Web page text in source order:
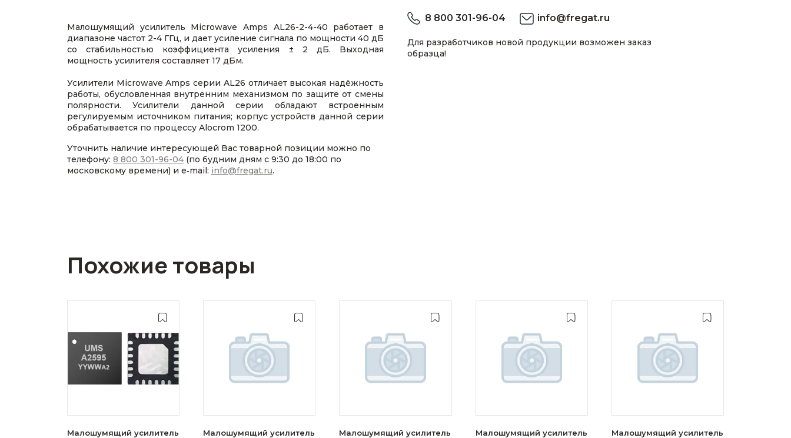
Малошумящий усилитель Microwave Amps AL26-2-4-40 работает в
диапазоне частот 2-4 ГГц, и дает усиление сигнала по мощности 40 дБ
со стабильностью коэффициента усиления ± 2 дБ. Выходная
мощность усилителя составляет 17 дБм.
Усилители Microwave Amps серии AL26 отличает высокая надёжность
работы, обусловленная внутренним механизмом по защите от смены
полярности. Усилители данной серии обладают встроенным
регулируемым источником питания; корпус устройств данной серии
обрабатывается по процессу Alocrom 1200.
Уточнить наличие интересующей Вас товарной позиции можно по
телефону: 8 800 301-96-04 (по будним дням с 9:30 до 18:00 по
московскому времени) и e‑mail: info@fregat.ru.
8 800 301-96-04 info@fregat.ru
Для разработчиков новой продукции возможен заказ
образца!
Похожие товары
Малошумящий усилитель
Малошумящий усилитель
Малошумящий усилитель
Малошумящий усилитель
Малошумящий усилитель